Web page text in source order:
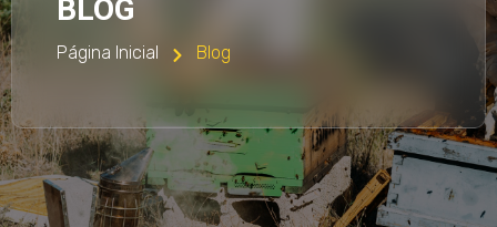
BLOG
Página Inicial Blog